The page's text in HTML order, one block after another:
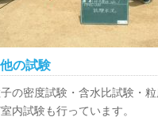
の試験
の密度試験・含水比試験・
内試験も行っています。